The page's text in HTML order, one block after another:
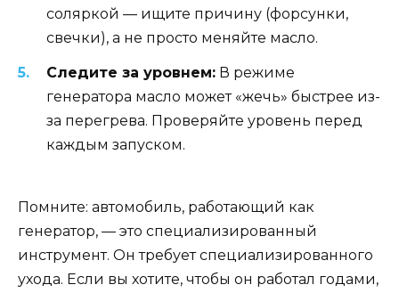
соляркой — ищите причину (форсунки,
свечки), а не просто меняйте масло.
Следите за уровнем: В режиме
генератора масло может «жечь» быстрее из-
за перегрева. Проверяйте уровень перед
каждым запуском.
Помните: автомобиль, работающий как
генератор, — это специализированный
инструмент. Он требует специализированного
ухода. Если вы хотите, чтобы он работал годами,